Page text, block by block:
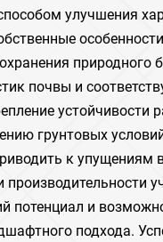
улучшения
природного
почвы и
устойчивости
грунтовых
к упущениям
и
подхода.